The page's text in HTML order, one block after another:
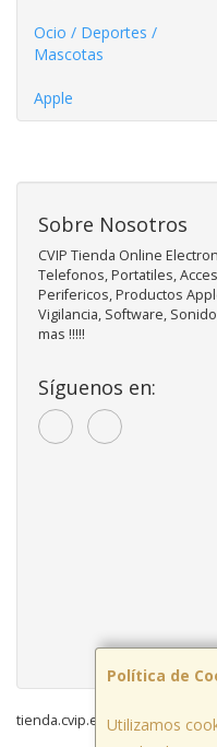
Ocio / Deportes /
Mascotas
Apple
Política de
Utilizamos
Sobre Nosotros
CVIP Tienda Online
Telefonos, Portatiles,
Perifericos, Productos
Vigilancia, Software,
mas !!!!!
Síguenos en:
tienda.cvip.es © 2026